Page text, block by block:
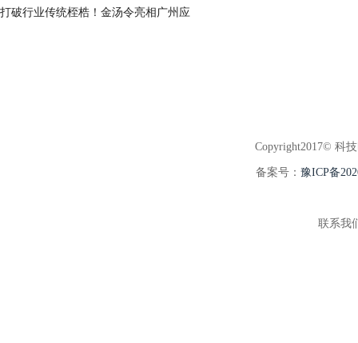
打破行业传统桎梏！金汤令亮相广州应
Copyright2017© 科
备案号： 豫ICP备
联系我